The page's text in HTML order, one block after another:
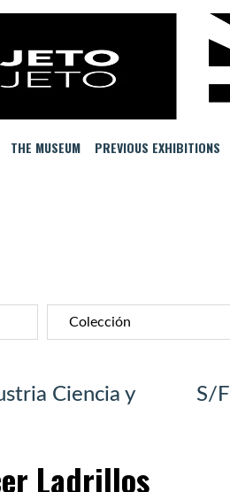
THE MUSEUM PREVIOUS EXHIBITIONS
Ciencia y
S/F
Ladrillos